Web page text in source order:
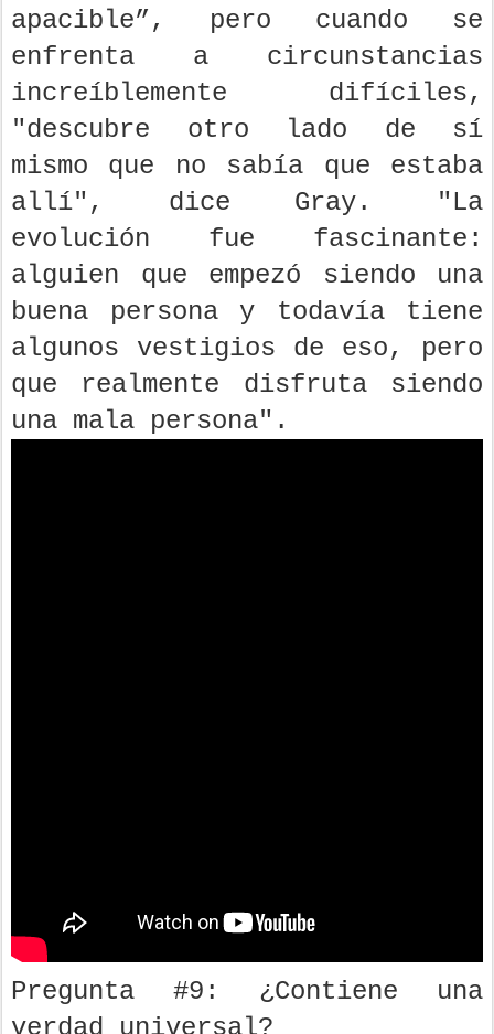
apacible”, pero cuando se
enfrenta a circunstancias
increíblemente difíciles,
"descubre otro lado de sí
mismo que no sabía que estaba
allí", dice Gray. "La
evolución fue fascinante:
alguien que empezó siendo una
buena persona y todavía tiene
algunos vestigios de eso, pero
que realmente disfruta siendo
una mala persona".
Pregunta #9: ¿Contiene una
verdad universal?